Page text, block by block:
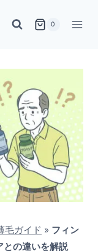
0
毛ガイド » フィン
との違いを解説